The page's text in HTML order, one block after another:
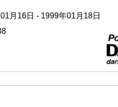
月16日 - 1999年01月18日